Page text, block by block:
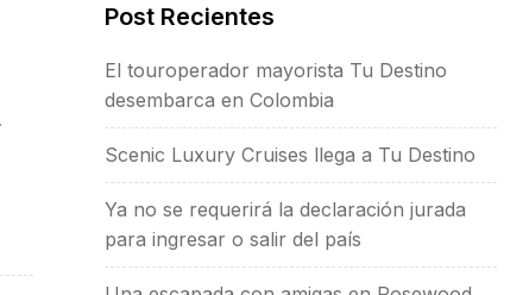
Post Recientes
El touroperador mayorista Tu Destino
desembarca en Colombia
Scenic Luxury Cruises llega a Tu Destino
Ya no se requerirá la declaración jurada
para ingresar o salir del país